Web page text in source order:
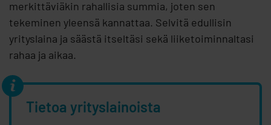
merkittäviäkin rahallisia summia, joten sen
tekeminen yleensä kannattaa. Selvitä edullisin
yrityslaina ja säästä itseltäsi sekä liiketoiminnaltasi
rahaa ja aikaa.
Tietoa yrityslainoista